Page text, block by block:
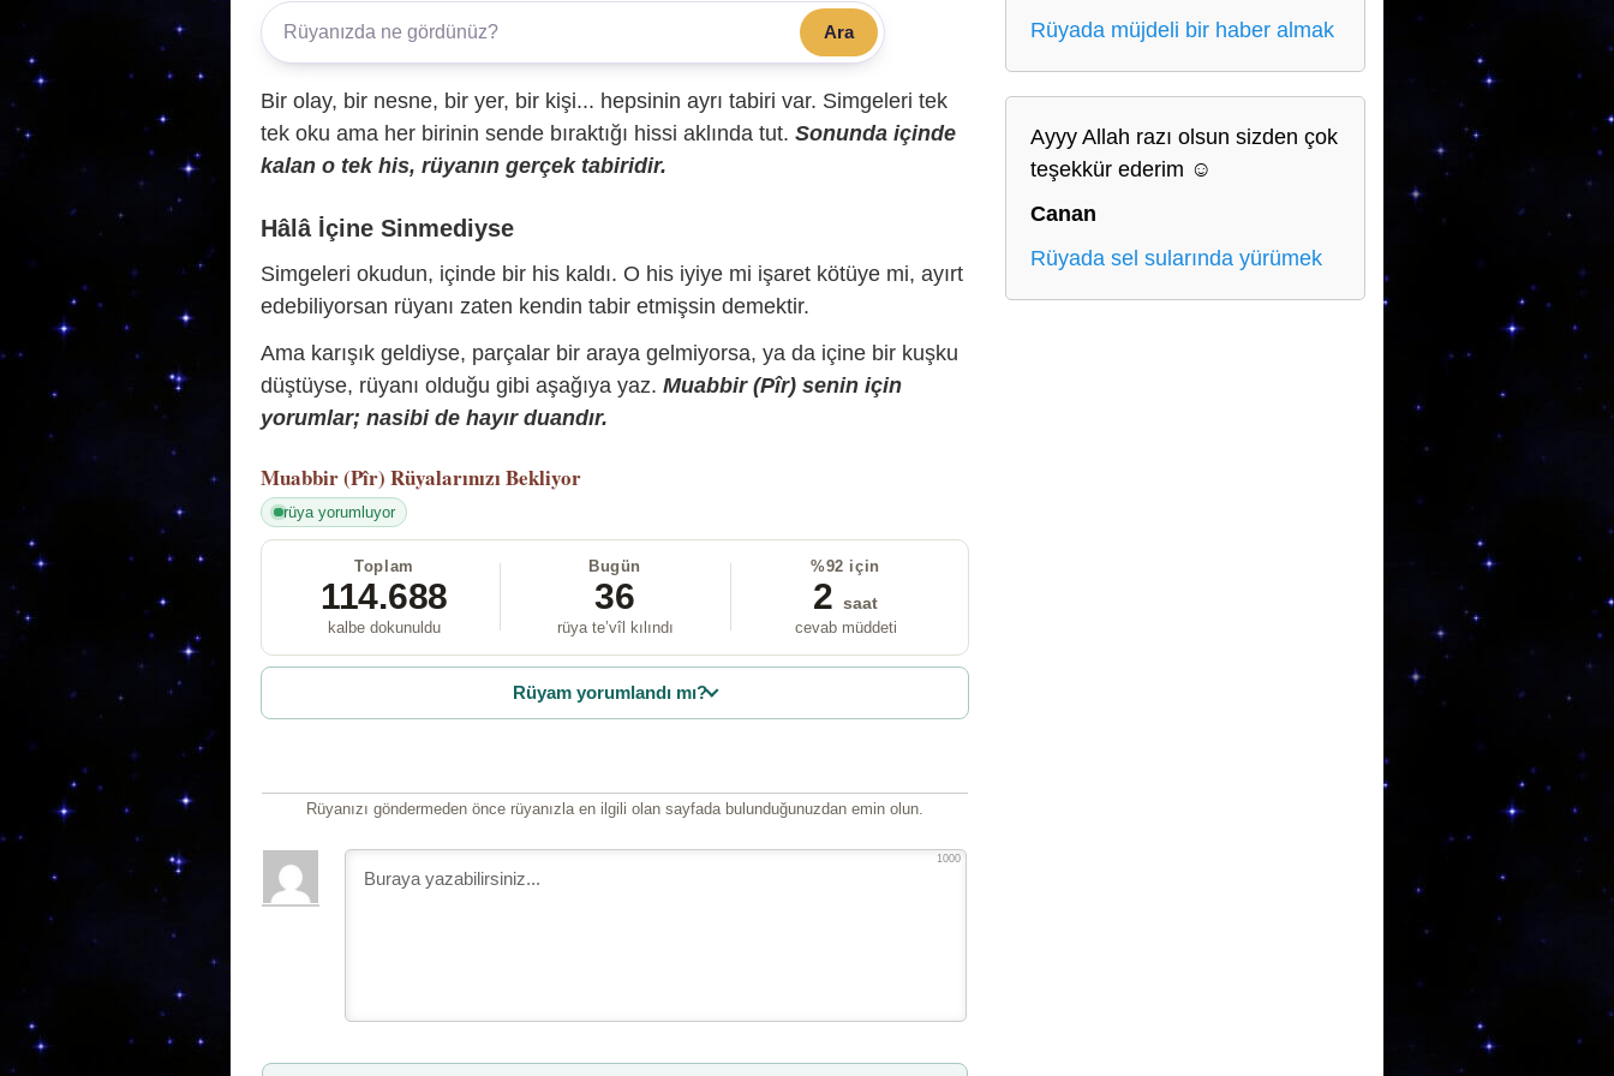
Ara
Bir olay, bir nesne, bir yer, bir kişi... hepsinin ayrı tabiri var. Simgeleri tek
tek oku ama her birinin sende bıraktığı hissi aklında tut. Sonunda içinde
kalan o tek his, rüyanın gerçek tabiridir.
Hâlâ İçine Sinmediyse
Simgeleri okudun, içinde bir his kaldı. O his iyiye mi işaret kötüye mi, ayırt
edebiliyorsan rüyanı zaten kendin tabir etmişsin demektir.
Ama karışık geldiyse, parçalar bir araya gelmiyorsa, ya da içine bir kuşku
düştüyse, rüyanı olduğu gibi aşağıya yaz. Muabbir (Pîr) senin için
yorumlar; nasibi de hayır duandır.
Muabbir (Pîr) Rüyalarınızı Bekliyor
rüya yorumluyor
Toplam
114.688
kalbe dokunuldu
Bugün
36
rüya te’vîl kılındı
%92 için
2 saat
cevab müddeti
Rüyam yorumlandı mı?
Rüyanızı göndermeden önce rüyanızla en ilgili olan sayfada bulunduğunuzdan emin olun.
1000
Rüyada müjdeli bir haber almak
Ayyy Allah razı olsun sizden çok
teşekkür ederim ☺️
Canan
Rüyada sel sularında yürümek